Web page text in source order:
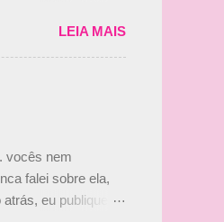
🙌 Over to you,
Ludy
LEIA MAIS
vocês nem
falei sobre ela,
eu publiquei